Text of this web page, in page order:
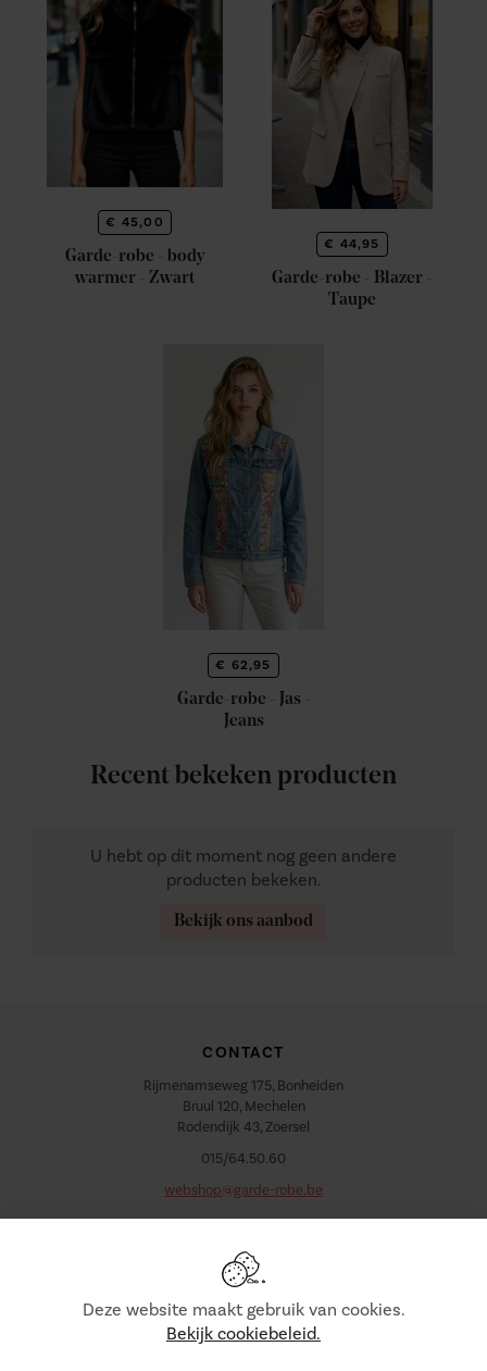
€ 45,00
Garde-robe - body
warmer - Zwart
€ 44,95
Garde-robe - Blazer -
Taupe
€ 62,95
Garde-robe - Jas -
Jeans
Recent bekeken producten
U hebt op dit moment nog geen andere
producten bekeken.
Bekijk ons aanbod
CONTACT
Rijmenamseweg 175, Bonheiden
Bruul 120, Mechelen
Rodendijk 43, Zoersel
015/64.50.60
webshop@garde-robe.be
Deze website maakt gebruik van cookies.
Bekijk cookiebeleid.